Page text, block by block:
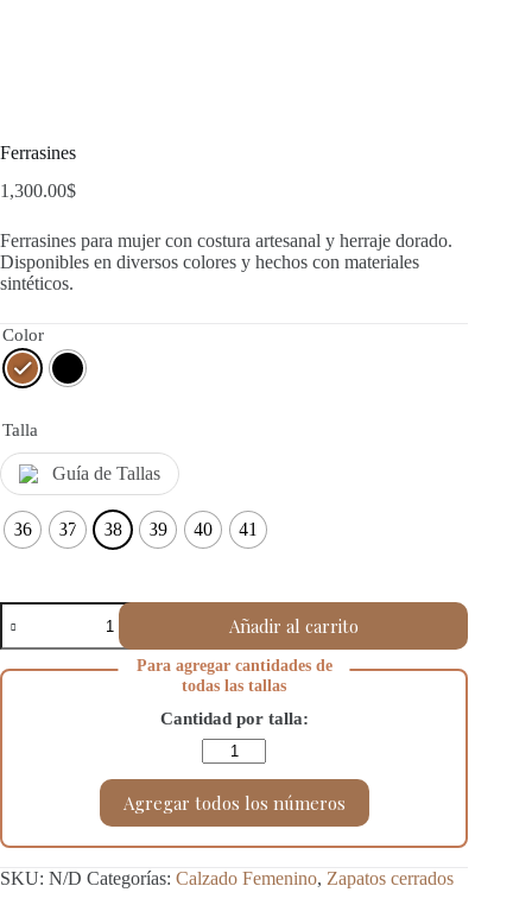
Ferrasines
1,300.00$
Ferrasines para mujer con costura artesanal y herraje dorado.
Disponibles en diversos colores y hechos con materiales
sintéticos.
Color
Talla
Guía de Tallas
36 37 38 39 40 41
Ferrasines
cantidad
Añadir al carrito
Para agregar cantidades de
todas las tallas
Cantidad por talla:
Agregar todos los números
SKU: N/D Categorías: Calzado Femenino, Zapatos cerrados